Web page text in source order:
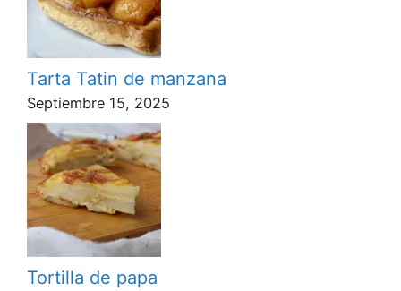
Tarta Tatin de manzana
Septiembre 15, 2025
Tortilla de papa